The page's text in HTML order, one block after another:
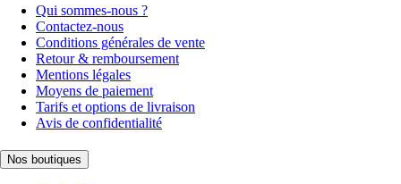
Qui sommes-nous ?
Contactez-nous
Conditions générales de vente
Retour & remboursement
Mentions légales
Moyens de paiement
Tarifs et options de livraison
Avis de confidentialité
Nos boutiques